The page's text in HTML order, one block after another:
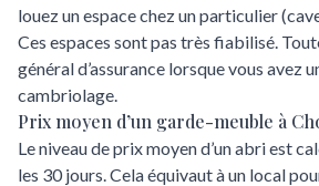
louez un espace chez un particulier
Ces espaces sont pas très fiabilisé.
général d’assurance lorsque vous avez
cambriolage.
Prix moyen d’un garde-meuble à
Le niveau de prix moyen d’un abri est
les 30 jours. Cela équivaut à un local